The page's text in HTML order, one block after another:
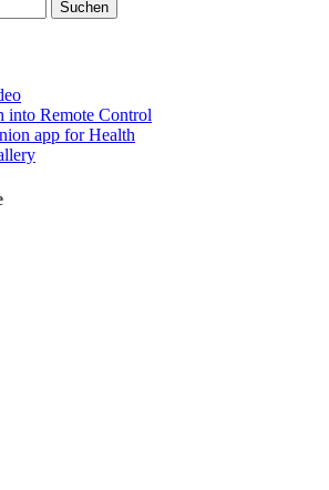
into Remote Control
app for Health